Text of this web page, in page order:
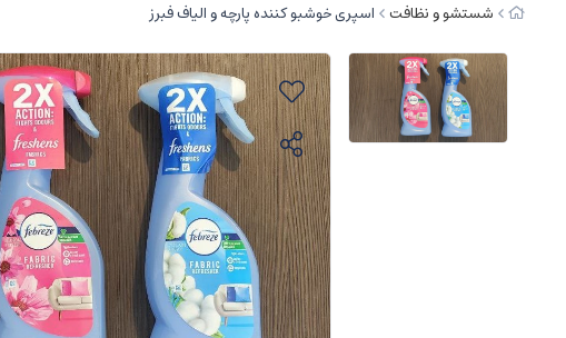
شستشو و نظافت
اسپری خوشبو کننده پارچه و الیاف فبرز